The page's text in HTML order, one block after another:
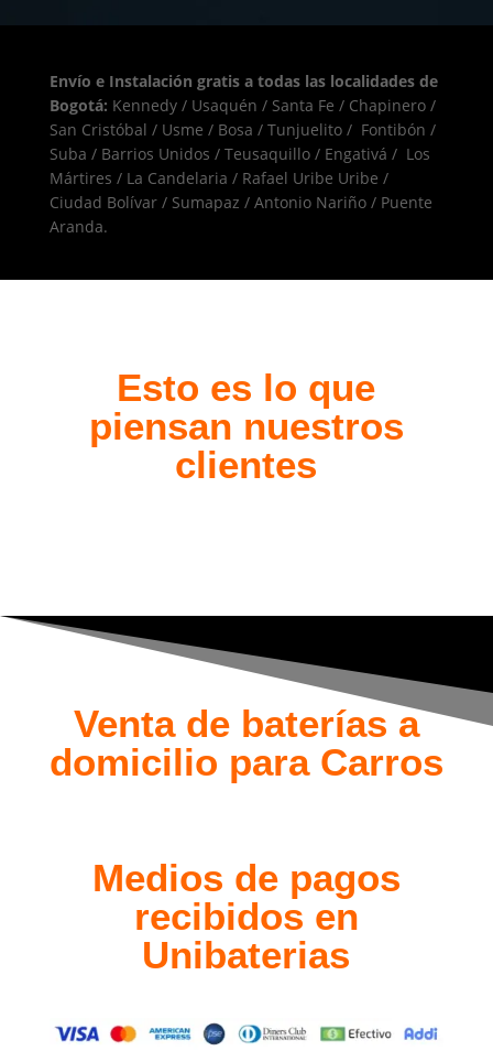
Envío e Instalación gratis a todas las localidades de
Bogotá: Kennedy / Usaquén / Santa Fe / Chapinero /
San Cristóbal / Usme / Bosa / Tunjuelito / Fontibón /
Suba / Barrios Unidos / Teusaquillo / Engativá / Los
Mártires / La Candelaria / Rafael Uribe Uribe /
Ciudad Bolívar / Sumapaz / Antonio Nariño / Puente
Aranda.
Esto es lo que
piensan nuestros
clientes
Venta de baterías a
domicilio para Carros
Medios de pagos
recibidos en
Unibaterias